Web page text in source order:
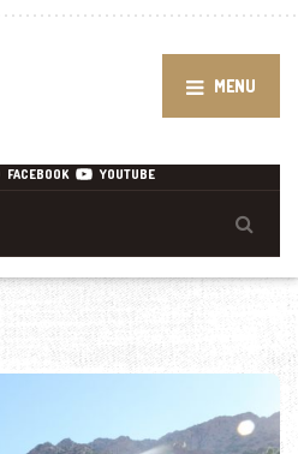
MENU
FACEBOOK YOUTUBE